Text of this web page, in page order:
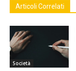
Articoli Correlati
Società